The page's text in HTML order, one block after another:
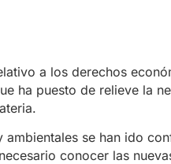
a los derechos
ha puesto de relieve la
se han ido
conocer las